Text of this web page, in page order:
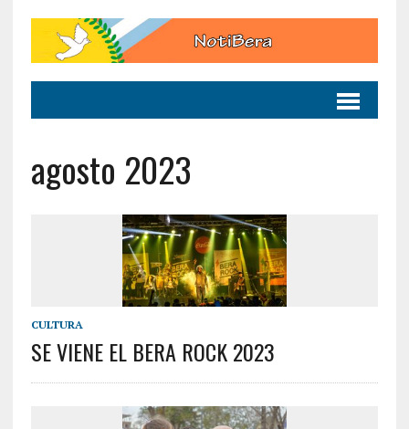
agosto 2023
CULTURA
SE VIENE EL BERA ROCK 2023